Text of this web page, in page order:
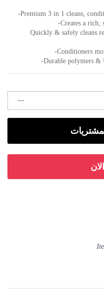
Premium 3 in 1 cleans,
Creates a rich,
Quickly & safely cleans
Conditioners
Durable polymers &